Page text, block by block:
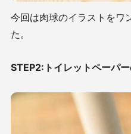
今回は肉球のイラストをワ
た。
STEP2:トイレットペーパ